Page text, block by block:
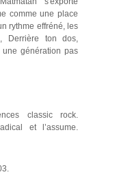
comme une place
rythme effréné, les
Derrière ton dos,
une génération pas
classic rock.
et l’assume.